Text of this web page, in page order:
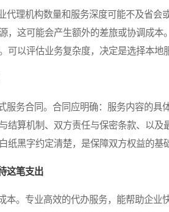
理机构数量和服务深度可能不及省会
，这可能会产生额外的差旅或协调成本
可以评估业务复杂度，决定是选择本地
务合同。合同应明确：服务内容的具
结算机制、双方责任与保密条款、以
纸黑字约定清楚，是保障双方权益的基
这笔支出
。专业高效的代办服务，能帮助企业